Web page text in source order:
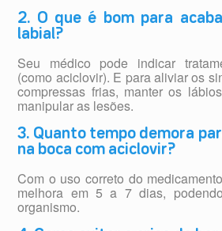
2. O que é bom para
labial?
Seu médico pode indicar
(como aciclovir). E para aliviar os
compressas frias, manter os
manipular as lesões.
3. Quanto tempo demora
na boca com aciclovir?
Com o uso correto do
melhora em 5 a 7 dias,
organismo.